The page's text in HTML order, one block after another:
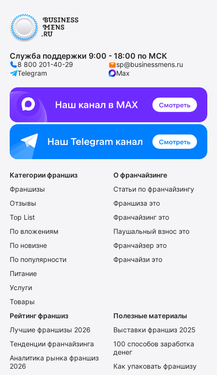
Служба поддержки 9:00 - 18:00 по МСК
8 800 201-40-29
sp@businessmens.ru
Telegram
Max
Категории франшиз
Франшизы
Отзывы
Top List
По вложениям
По новизне
По популярности
Питание
Услуги
Товары
О франчайзинге
Статьи по франчайзингу
Франшиза это
Франчайзинг это
Паушальный взнос это
Франчайзер это
Франчайзи это
Рейтинг франшиз
Лучшие франшизы 2026
Тенденции франчайзинга
Аналитика рынка франшиз
2026
Полезные материалы
Выставки франшиз 2025
100 способов заработка
денег
Как упаковать франшизу